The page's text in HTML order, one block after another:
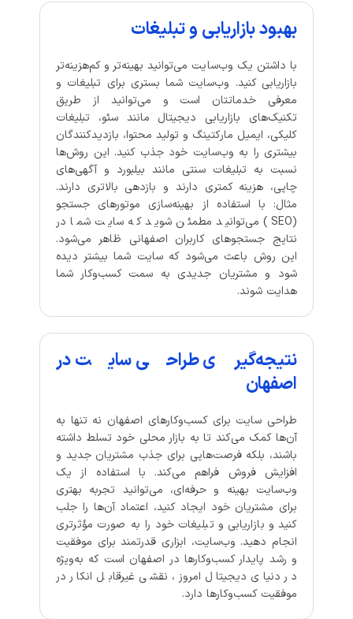
بهبود بازاریابی و تبلیغات
با داشتن یک وب‌سایت می‌توانید بهینه‌تر و کم‌هزینه‌تر
بازاریابی کنید. وب‌سایت شما بستری برای تبلیغات و
معرفی خدماتتان است و می‌توانید از طریق
تکنیک‌های بازاریابی دیجیتال مانند سئو، تبلیغات
کلیکی، ایمیل مارکتینگ و تولید محتوا، بازدیدکنندگان
بیشتری را به وب‌سایت خود جذب کنید. این روش‌ها
نسبت به تبلیغات سنتی مانند بیلبورد و آگهی‌های
چاپی، هزینه کمتری دارند و بازدهی بالاتری دارند.
مثال: با استفاده از بهینه‌سازی موتورهای جستجو
(SEO) می‌توانید مطمئن شوید که سایت شما در
نتایج جستجوهای کاربران اصفهانی ظاهر می‌شود.
این روش باعث می‌شود که سایت شما بیشتر دیده
شود و مشتریان جدیدی به سمت کسب‌وکار شما
هدایت شوند.
نتیجه‌گیری طراحی سایت در
اصفهان
طراحی سایت برای کسب‌وکارهای اصفهان نه تنها به
آن‌ها کمک می‌کند تا به بازار محلی خود تسلط داشته
باشند، بلکه فرصت‌هایی برای جذب مشتریان جدید و
افزایش فروش فراهم می‌کند. با استفاده از یک
وب‌سایت بهینه و حرفه‌ای، می‌توانید تجربه بهتری
برای مشتریان خود ایجاد کنید، اعتماد آن‌ها را جلب
کنید و بازاریابی و تبلیغات خود را به صورت مؤثرتری
انجام دهید. وب‌سایت، ابزاری قدرتمند برای موفقیت
و رشد پایدار کسب‌وکارها در اصفهان است که به‌ویژه
در دنیای دیجیتال امروز، نقشی غیرقابل انکار در
موفقیت کسب‌وکارها دارد.